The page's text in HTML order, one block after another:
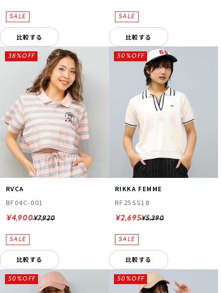
比較する 比較する
RVCA
BF04C-001
¥7,920
38%OFF
¥4,900
比較する
RIKKA FEMME
RF25SS18
¥5,390
50%OFF
¥2,695
比較する
50%OFF 50%OFF